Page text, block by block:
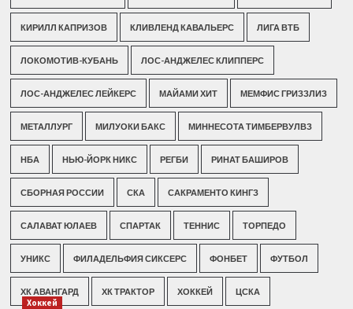
КИРИЛЛ КАПРИЗОВ КЛИВЛЕНД КАВАЛЬЕРС ЛИГА ВТБ
ЛОКОМОТИВ-КУБАНЬ ЛОС-АНДЖЕЛЕС КЛИППЕРС
ЛОС-АНДЖЕЛЕС ЛЕЙКЕРС МАЙАМИ ХИТ МЕМФИС ГРИЗЗЛИЗ
МЕТАЛЛУРГ МИЛУОКИ БАКС МИННЕСОТА ТИМБЕРВУЛВЗ
НБА НЬЮ-ЙОРК НИКС РЕГБИ РИНАТ БАШИРОВ
СБОРНАЯ РОССИИ СКА САКРАМЕНТО КИНГЗ
САЛАВАТ ЮЛАЕВ СПАРТАК ТЕННИС ТОРПЕДО
УНИКС ФИЛАДЕЛЬФИЯ СИКСЕРС ФОНБЕТ ФУТБОЛ
ХК АВАНГАРД ХК ТРАКТОР ХОККЕЙ ЦСКА
Хоккей